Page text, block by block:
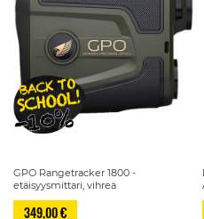
GPO Rangetracker 1800 -
etäisyysmittari, vihreä
349,00 €